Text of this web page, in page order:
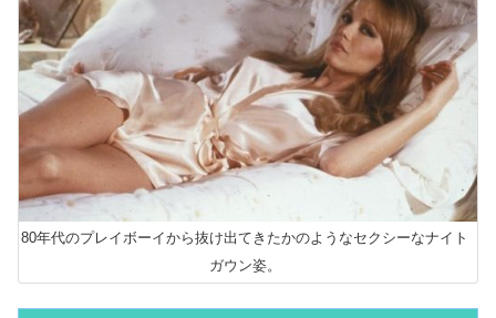
80年代のプレイボーイから抜け出てきたかのようなセクシーなナイト
ガウン姿。